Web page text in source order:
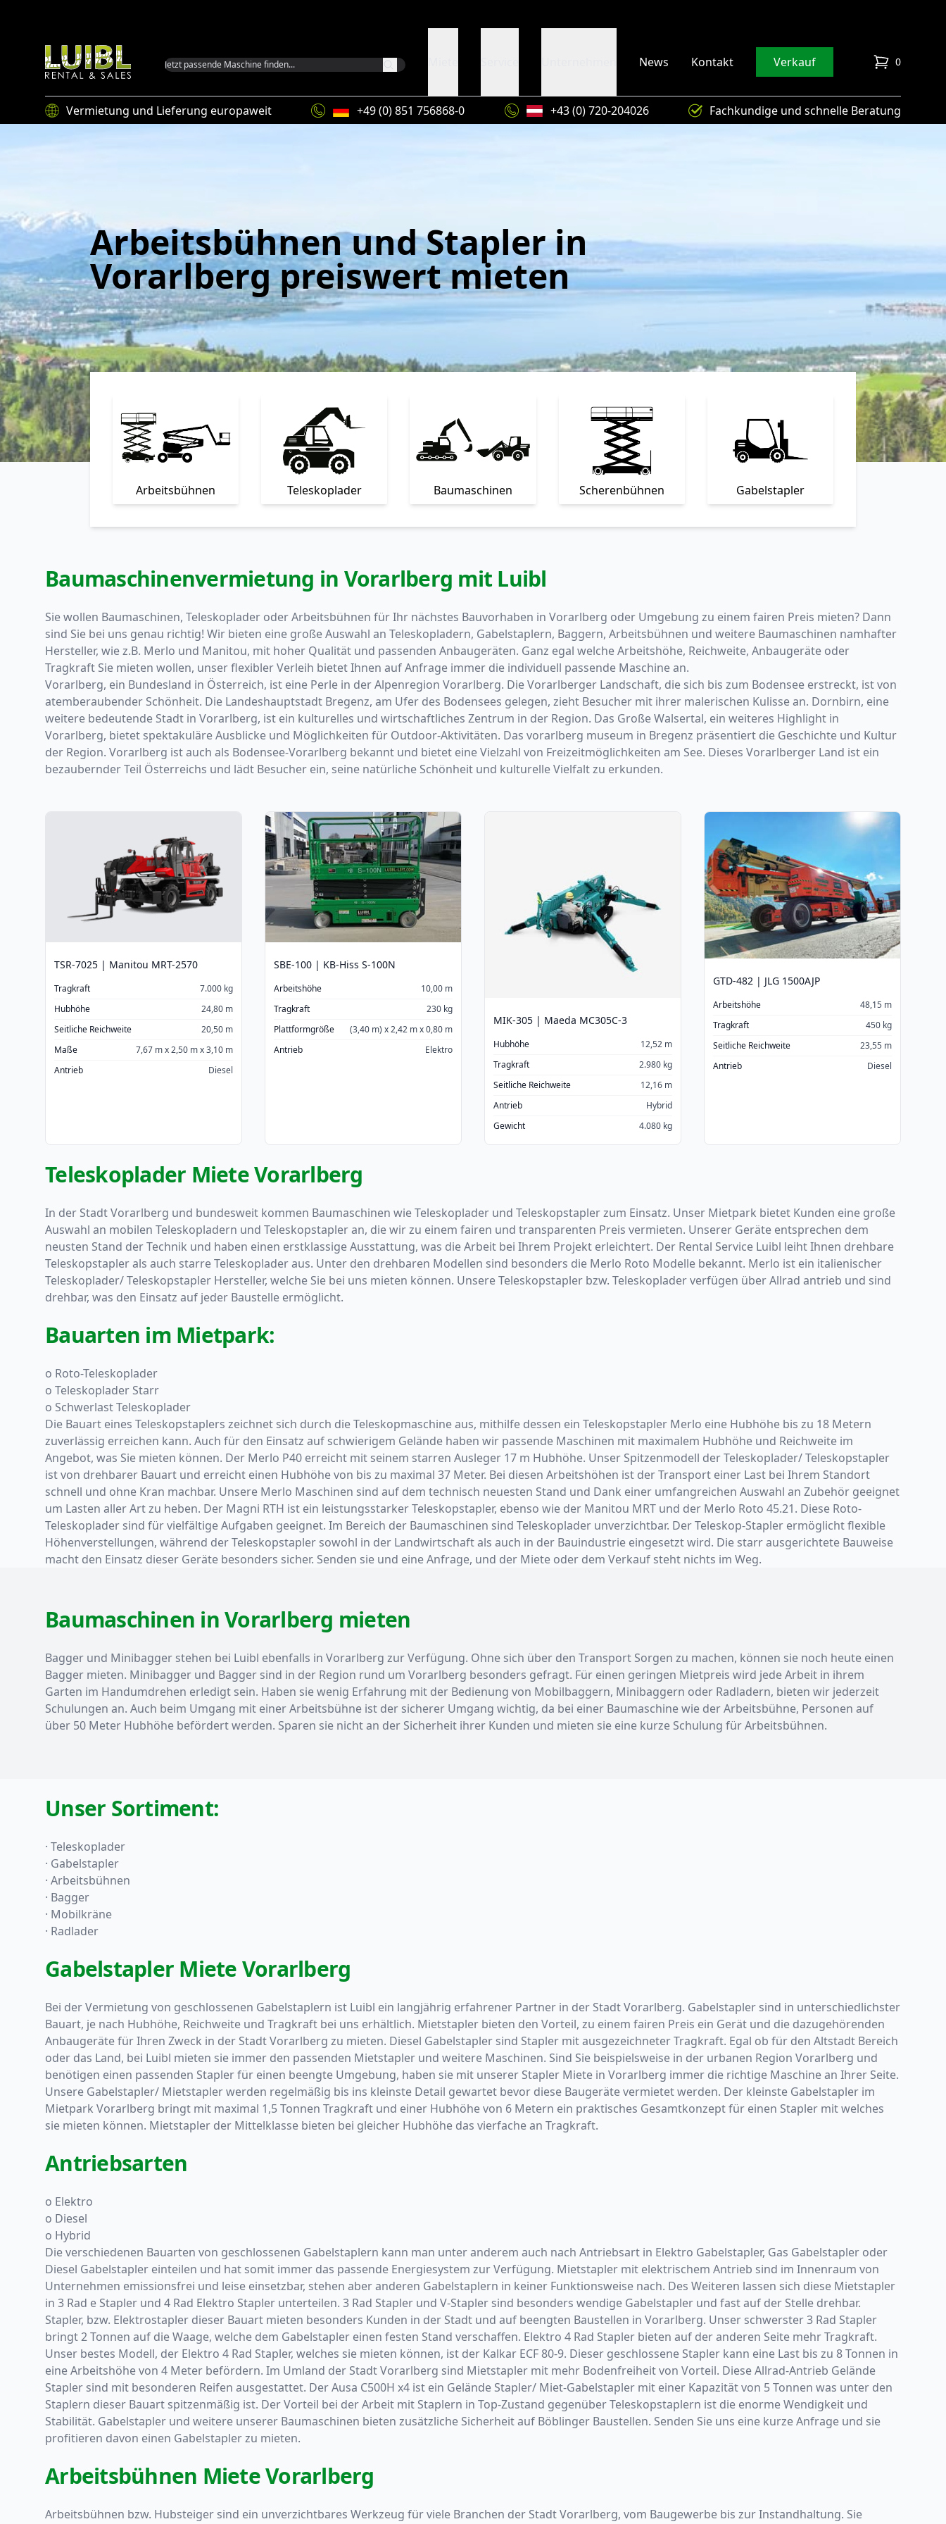
Luibl GmbH
News Kontakt Verkauf 0
items in cart
Vermietung und Lieferung europaweit +49 (0) 851 756868-0 Fachkundige und schnelle Beratung
+43 (0) 720-204026
Arbeitsbühnen und Stapler in
Vorarlberg preiswert mieten
Arbeitsbühnen Teleskoplader Baumaschinen Scherenbühnen Gabelstapler
Baumaschinenvermietung in Vorarlberg mit Luibl
Sie wollen Baumaschinen, Teleskoplader oder Arbeitsbühnen für Ihr nächstes Bauvorhaben in Vorarlberg oder Umgebung zu einem fairen Preis mieten? Dann
sind Sie bei uns genau richtig! Wir bieten eine große Auswahl an Teleskopladern, Gabelstaplern, Baggern, Arbeitsbühnen und weitere Baumaschinen namhafter
Hersteller, wie z.B. Merlo und Manitou, mit hoher Qualität und passenden Anbaugeräten. Ganz egal welche Arbeitshöhe, Reichweite, Anbaugeräte oder
Tragkraft Sie mieten wollen, unser flexibler Verleih bietet Ihnen auf Anfrage immer die individuell passende Maschine an.
Vorarlberg, ein Bundesland in Österreich, ist eine Perle in der Alpenregion Vorarlberg. Die Vorarlberger Landschaft, die sich bis zum Bodensee erstreckt, ist von
atemberaubender Schönheit. Die Landeshauptstadt Bregenz, am Ufer des Bodensees gelegen, zieht Besucher mit ihrer malerischen Kulisse an. Dornbirn, eine
weitere bedeutende Stadt in Vorarlberg, ist ein kulturelles und wirtschaftliches Zentrum in der Region. Das Große Walsertal, ein weiteres Highlight in
Vorarlberg, bietet spektakuläre Ausblicke und Möglichkeiten für Outdoor-Aktivitäten. Das vorarlberg museum in Bregenz präsentiert die Geschichte und Kultur
der Region. Vorarlberg ist auch als Bodensee-Vorarlberg bekannt und bietet eine Vielzahl von Freizeitmöglichkeiten am See. Dieses Vorarlberger Land ist ein
bezaubernder Teil Österreichs und lädt Besucher ein, seine natürliche Schönheit und kulturelle Vielfalt zu erkunden.
TSR-7025 | Manitou MRT-2570
Tragkraft
7.000 kg
Hubhöhe
24,80 m
Seitliche Reichweite
20,50 m
Maße
7,67 m x 2,50 m x 3,10 m
Antrieb
Diesel
SBE-100 | KB-Hiss S-100N
Arbeitshöhe
10,00 m
Tragkraft
230 kg
Plattformgröße
(3,40 m) x 2,42 m x 0,80 m
Antrieb
Elektro
MIK-305 | Maeda MC305C-3
Hubhöhe
12,52 m
Tragkraft
2.980 kg
Seitliche Reichweite
12,16 m
Antrieb
Hybrid
Gewicht
4.080 kg
GTD-482 | JLG 1500AJP
Arbeitshöhe
48,15 m
Tragkraft
450 kg
Seitliche Reichweite
23,55 m
Antrieb
Diesel
Teleskoplader Miete Vorarlberg
In der Stadt Vorarlberg und bundesweit kommen Baumaschinen wie Teleskoplader und Teleskopstapler zum Einsatz. Unser Mietpark bietet Kunden eine große
Auswahl an mobilen Teleskopladern und Teleskopstapler an, die wir zu einem fairen und transparenten Preis vermieten. Unserer Geräte entsprechen dem
neusten Stand der Technik und haben einen erstklassige Ausstattung, was die Arbeit bei Ihrem Projekt erleichtert. Der Rental Service Luibl leiht Ihnen drehbare
Teleskopstapler als auch starre Teleskoplader aus. Unter den drehbaren Modellen sind besonders die Merlo Roto Modelle bekannt. Merlo ist ein italienischer
Teleskoplader/ Teleskopstapler Hersteller, welche Sie bei uns mieten können. Unsere Teleskopstapler bzw. Teleskoplader verfügen über Allrad antrieb und sind
drehbar, was den Einsatz auf jeder Baustelle ermöglicht.
Bauarten im Mietpark:
o Roto-Teleskoplader
o Teleskoplader Starr
o Schwerlast Teleskoplader
Die Bauart eines Teleskopstaplers zeichnet sich durch die Teleskopmaschine aus, mithilfe dessen ein Teleskopstapler Merlo eine Hubhöhe bis zu 18 Metern
zuverlässig erreichen kann. Auch für den Einsatz auf schwierigem Gelände haben wir passende Maschinen mit maximalem Hubhöhe und Reichweite im
Angebot, was Sie mieten können. Der Merlo P40 erreicht mit seinem starren Ausleger 17 m Hubhöhe. Unser Spitzenmodell der Teleskoplader/ Teleskopstapler
ist von drehbarer Bauart und erreicht einen Hubhöhe von bis zu maximal 37 Meter. Bei diesen Arbeitshöhen ist der Transport einer Last bei Ihrem Standort
schnell und ohne Kran machbar. Unsere Merlo Maschinen sind auf dem technisch neuesten Stand und Dank einer umfangreichen Auswahl an Zubehör geeignet
um Lasten aller Art zu heben. Der Magni RTH ist ein leistungsstarker Teleskopstapler, ebenso wie der Manitou MRT und der Merlo Roto 45.21. Diese Roto-
Teleskoplader sind für vielfältige Aufgaben geeignet. Im Bereich der Baumaschinen sind Teleskoplader unverzichtbar. Der Teleskop-Stapler ermöglicht flexible
Höhenverstellungen, während der Teleskopstapler sowohl in der Landwirtschaft als auch in der Bauindustrie eingesetzt wird. Die starr ausgerichtete Bauweise
macht den Einsatz dieser Geräte besonders sicher. Senden sie und eine Anfrage, und der Miete oder dem Verkauf steht nichts im Weg.
Baumaschinen in Vorarlberg mieten
Bagger und Minibagger stehen bei Luibl ebenfalls in Vorarlberg zur Verfügung. Ohne sich über den Transport Sorgen zu machen, können sie noch heute einen
Bagger mieten. Minibagger und Bagger sind in der Region rund um Vorarlberg besonders gefragt. Für einen geringen Mietpreis wird jede Arbeit in ihrem
Garten im Handumdrehen erledigt sein. Haben sie wenig Erfahrung mit der Bedienung von Mobilbaggern, Minibaggern oder Radladern, bieten wir jederzeit
Schulungen an. Auch beim Umgang mit einer Arbeitsbühne ist der sicherer Umgang wichtig, da bei einer Baumaschine wie der Arbeitsbühne, Personen auf
über 50 Meter Hubhöhe befördert werden. Sparen sie nicht an der Sicherheit ihrer Kunden und mieten sie eine kurze Schulung für Arbeitsbühnen.
Unser Sortiment:
· Teleskoplader
· Gabelstapler
· Arbeitsbühnen
· Bagger
· Mobilkräne
· Radlader
Gabelstapler Miete Vorarlberg
Bei der Vermietung von geschlossenen Gabelstaplern ist Luibl ein langjährig erfahrener Partner in der Stadt Vorarlberg. Gabelstapler sind in unterschiedlichster
Bauart, je nach Hubhöhe, Reichweite und Tragkraft bei uns erhältlich. Mietstapler bieten den Vorteil, zu einem fairen Preis ein Gerät und die dazugehörenden
Anbaugeräte für Ihren Zweck in der Stadt Vorarlberg zu mieten. Diesel Gabelstapler sind Stapler mit ausgezeichneter Tragkraft. Egal ob für den Altstadt Bereich
oder das Land, bei Luibl mieten sie immer den passenden Mietstapler und weitere Maschinen. Sind Sie beispielsweise in der urbanen Region Vorarlberg und
benötigen einen passenden Stapler für einen beengte Umgebung, haben sie mit unserer Stapler Miete in Vorarlberg immer die richtige Maschine an Ihrer Seite.
Unsere Gabelstapler/ Mietstapler werden regelmäßig bis ins kleinste Detail gewartet bevor diese Baugeräte vermietet werden. Der kleinste Gabelstapler im
Mietpark Vorarlberg bringt mit maximal 1,5 Tonnen Tragkraft und einer Hubhöhe von 6 Metern ein praktisches Gesamtkonzept für einen Stapler mit welches
sie mieten können. Mietstapler der Mittelklasse bieten bei gleicher Hubhöhe das vierfache an Tragkraft.
Antriebsarten
o Elektro
o Diesel
o Hybrid
Die verschiedenen Bauarten von geschlossenen Gabelstaplern kann man unter anderem auch nach Antriebsart in Elektro Gabelstapler, Gas Gabelstapler oder
Diesel Gabelstapler einteilen und hat somit immer das passende Energiesystem zur Verfügung. Mietstapler mit elektrischem Antrieb sind im Innenraum von
Unternehmen emissionsfrei und leise einsetzbar, stehen aber anderen Gabelstaplern in keiner Funktionsweise nach. Des Weiteren lassen sich diese Mietstapler
in 3 Rad e Stapler und 4 Rad Elektro Stapler unterteilen. 3 Rad Stapler und V-Stapler sind besonders wendige Gabelstapler und fast auf der Stelle drehbar.
Stapler, bzw. Elektrostapler dieser Bauart mieten besonders Kunden in der Stadt und auf beengten Baustellen in Vorarlberg. Unser schwerster 3 Rad Stapler
bringt 2 Tonnen auf die Waage, welche dem Gabelstapler einen festen Stand verschaffen. Elektro 4 Rad Stapler bieten auf der anderen Seite mehr Tragkraft.
Unser bestes Modell, der Elektro 4 Rad Stapler, welches sie mieten können, ist der Kalkar ECF 80-9. Dieser geschlossene Stapler kann eine Last bis zu 8 Tonnen in
eine Arbeitshöhe von 4 Meter befördern. Im Umland der Stadt Vorarlberg sind Mietstapler mit mehr Bodenfreiheit von Vorteil. Diese Allrad-Antrieb Gelände
Stapler sind mit besonderen Reifen ausgestattet. Der Ausa C500H x4 ist ein Gelände Stapler/ Miet-Gabelstapler mit einer Kapazität von 5 Tonnen was unter den
Staplern dieser Bauart spitzenmäßig ist. Der Vorteil bei der Arbeit mit Staplern in Top-Zustand gegenüber Teleskopstaplern ist die enorme Wendigkeit und
Stabilität. Gabelstapler und weitere unserer Baumaschinen bieten zusätzliche Sicherheit auf Böblinger Baustellen. Senden Sie uns eine kurze Anfrage und sie
profitieren davon einen Gabelstapler zu mieten.
Arbeitsbühnen Miete Vorarlberg
Arbeitsbühnen bzw. Hubsteiger sind ein unverzichtbares Werkzeug für viele Branchen der Stadt Vorarlberg, vom Baugewerbe bis zur Instandhaltung. Sie